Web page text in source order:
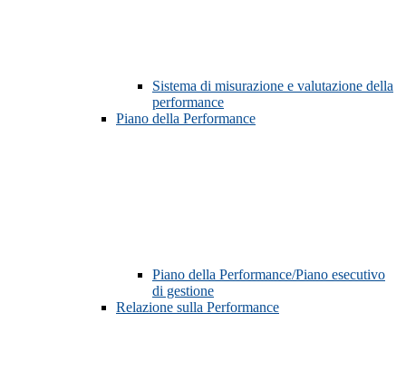
Sistema di misurazione e valutazione della
performance
Piano della Performance
Piano della Performance/Piano esecutivo
di gestione
Relazione sulla Performance